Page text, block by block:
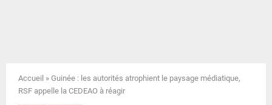
N
Accueil » Guinée : les autorités atrophient le paysage médiatique,
RSF appelle la CEDEAO à réagir